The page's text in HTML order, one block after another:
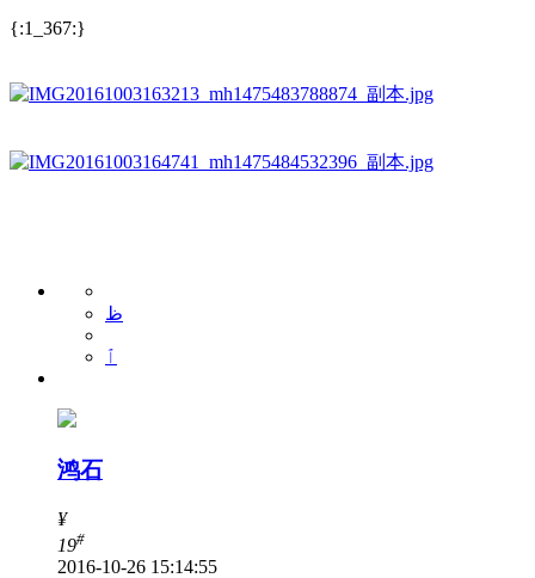
{:1_367:}
ظ
ٱ
鸿石
¥
19#
2016-10-26 15:14:55